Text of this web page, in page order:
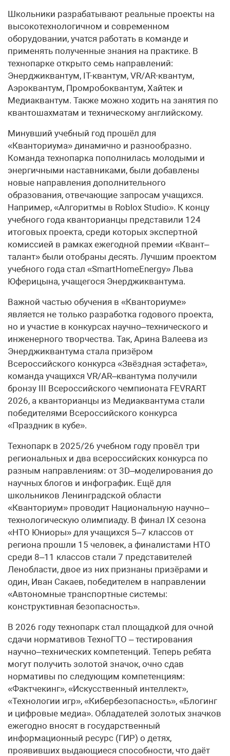
Школьники разрабатывают реальные проекты на
высокотехнологичном и современном
оборудовании, учатся работать в команде и
применять полученные знания на практике. В
технопарке открыто семь направлений:
Энерджиквантум, IT-квантум, VR/AR-квантум,
Аэроквантум, Промробоквантум, Хайтек и
Медиаквантум. Также можно ходить на занятия по
квантошахматам и техническому английскому.
Минувший учебный год прошёл для
«Кванториума» динамично и разнообразно.
Команда технопарка пополнилась молодыми и
энергичными наставниками, были добавлены
новые направления дополнительного
образования, отвечающие запросам учащихся.
Например, «Алгоритмы в Roblox Studio». К концу
учебного года кванторианцы представили 124
итоговых проекта, среди которых экспертной
комиссией в рамках ежегодной премии «Квант–
талант» были отобраны десять. Лучшим проектом
учебного года стал «SmartHomeEnergy» Льва
Юферицына, учащегося Энерджиквантума.
Важной частью обучения в «Кванториуме»
является не только разработка годового проекта,
но и участие в конкурсах научно–технического и
инженерного творчества. Так, Арина Валеева из
Энерджиквантума стала призёром
Всероссийского конкурса «Звёздная эстафета»,
команда учащихся VR/AR–квантума получили
бронзу III Всероссийского чемпионата FEVRART
2026, а кванторианцы из Медиаквантума стали
победителями Всероссийского конкурса
«Праздник в кубе».
Технопарк в 2025/26 учебном году провёл три
региональных и два всероссийских конкурса по
разным направлениям: от 3D–моделирования до
научных блогов и инфографик. Ещё для
школьников Ленинградской области
«Кванториум» проводит Национальную научно–
технологическую олимпиаду. В финал IX сезона
«НТО Юниоры» для учащихся 5–7 классов от
региона прошли 15 человек, а финалистами НТО
среди 8–11 классов стали 7 представителей
Ленобласти, двое из них признаны призёрами и
один, Иван Сакаев, победителем в направлении
«Автономные транспортные системы:
конструктивная безопасность».
В 2026 году технопарк стал площадкой для очной
сдачи нормативов ТехноГТО – тестирования
научно–технических компетенций. Теперь ребята
могут получить золотой значок, очно сдав
нормативы по следующим компетенциям:
«Фактчекинг», «Искусственный интеллект»,
«Технологии игр», «Кибербезопасность», «Блогинг
и цифровые медиа». Обладателей золотых значков
ежегодно вносят в государственный
информационный ресурс (ГИР) о детях,
проявивших выдающиеся способности, что даёт